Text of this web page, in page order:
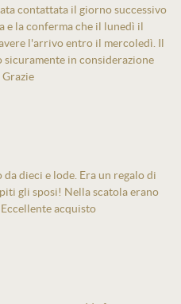
contattata il giorno successivo
e la conferma che il lunedì il
l'arrivo entro il mercoledì. Il
in considerazione
dieci e lode. Era un regalo di
gli sposi! Nella scatola erano
acquisto